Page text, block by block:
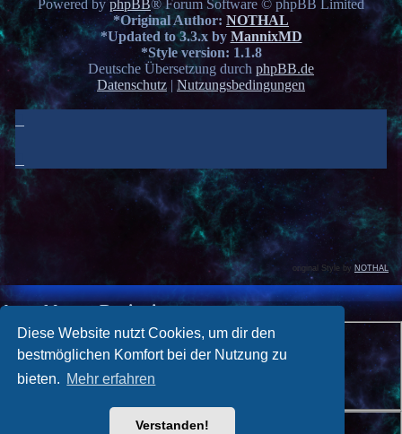
Diese Website nutzt Cookies, um dir den
bestmöglichen Komfort bei der Nutzung zu
bieten. Mehr erfahren
Verstanden!
Powered byphpBB® Forum Software © phpBB Limited
*Original Author: NOTHAL
*Updated to 3.3.x by MannixMD
*Style version: 1.1.8
Deutsche Übersetzung durch phpBB.de
Datenschutz | Nutzungsbedingungen
original Style by NOTHAL
Anmelden•Registrieren
Benutzername: